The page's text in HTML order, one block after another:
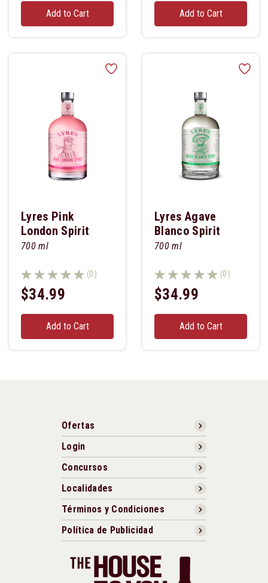
Add to Cart Add to Cart
Lyres Pink
London Spirit
700 ml
(0)
$34.99
Add to Cart
Lyres Agave
Blanco Spirit
700 ml
(0)
$34.99
Add to Cart
Ofertas
Login
Concursos
Localidades
Términos y Condiciones
Política de Publicidad